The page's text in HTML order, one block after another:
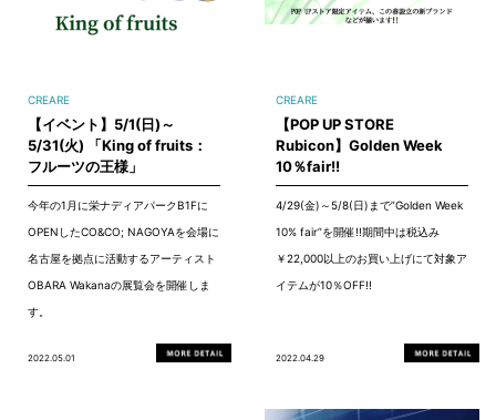
CREARE
【イベント】5/1(日)～
5/31(火) 「King of fruits：
フルーツの王様」
今年の1月に栄ナディアパークB1Fに
OPENしたCO&CO; NAGOYAを会場に
名古屋を拠点に活動するアーティスト
OBARA Wakanaの展覧会を開催しま
す。
2022.05.01
CREARE
【POP UP STORE
Rubicon】Golden Week
10％fair!!
4/29(金)～5/8(日)まで”Golden Week
10% fair”を開催!!期間中は税込み
￥22,000以上のお買い上げにて対象ア
イテムが10％OFF!!
2022.04.29